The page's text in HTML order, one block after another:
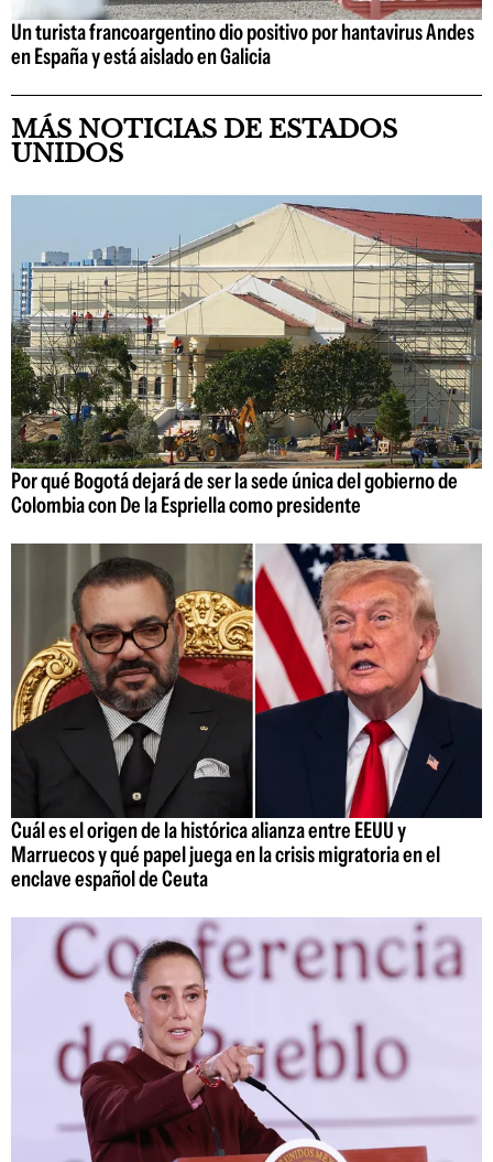
Un turista francoargentino dio positivo por hantavirus Andes
en España y está aislado en Galicia
MÁS NOTICIAS DE ESTADOS
UNIDOS
Por qué Bogotá dejará de ser la sede única del gobierno de
Colombia con De la Espriella como presidente
Cuál es el origen de la histórica alianza entre EEUU y
Marruecos y qué papel juega en la crisis migratoria en el
enclave español de Ceuta